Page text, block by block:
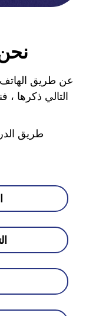
عن طريق
التالي ذكرها
طريق